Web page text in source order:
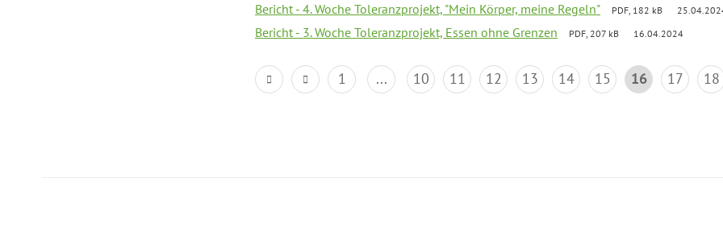
Bericht - 4. Woche Toleranzprojekt, "Mein Körper, meine Regeln" PDF, 182 kB
Bericht - 3. Woche Toleranzprojekt, Essen ohne Grenzen PDF, 207 kB 16.04.2024
1 ... 10 11 12 13 14 15 16 17 18